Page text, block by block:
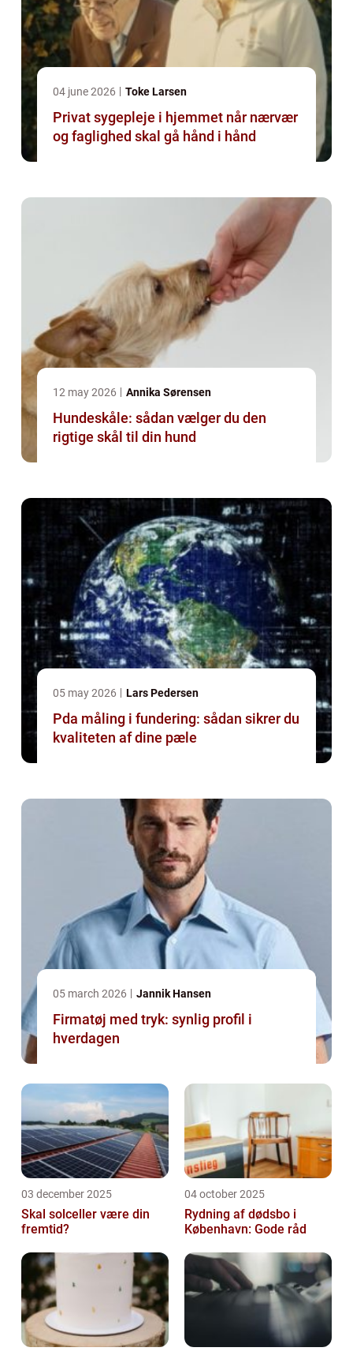
04 june 2026 Toke Larsen
Privat sygepleje i hjemmet når nærvær
og faglighed skal gå hånd i hånd
12 may 2026 Annika Sørensen
Hundeskåle: sådan vælger du den
rigtige skål til din hund
05 may 2026 Lars Pedersen
Pda måling i fundering: sådan sikrer du
kvaliteten af dine pæle
05 march 2026 Jannik Hansen
Firmatøj med tryk: synlig profil i
hverdagen
03 december 2025
Skal solceller være din
fremtid?
04 october 2025
Rydning af dødsbo i
København: Gode råd